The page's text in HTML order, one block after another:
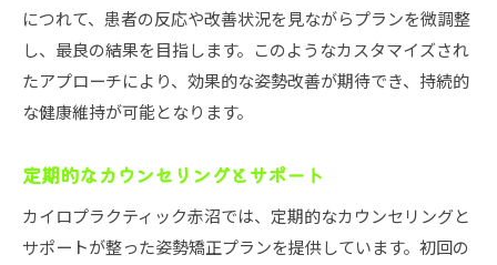
につれて、患者の反応や改善状況を見ながらプランを微調整
し、最良の結果を目指します。このようなカスタマイズされ
たアプローチにより、効果的な姿勢改善が期待でき、持続的
な健康維持が可能となります。
定期的なカウンセリングとサポート
カイロプラクティック赤沼では、定期的なカウンセリングと
サポートが整った姿勢矯正プランを提供しています。初回の